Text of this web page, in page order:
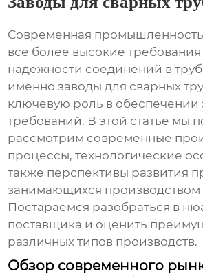
Современная
все более высокие требования
надежности соединений в
именнозаводы для сварных
ключевую роль в обеспечении
требований. В этой статье мы
рассмотрим современные
процессы, технологические
также перспективы развития
занимающихся производством
Постараемся разобраться в
поставщика и оценить
различных типов производств.
Обзор современного